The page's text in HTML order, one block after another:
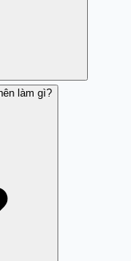
để không nhận
làm gì?